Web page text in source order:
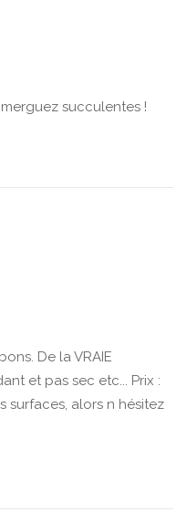
succulentes !
De la VRAIE
et pas sec etc... Prix :
surfaces, alors n hésitez